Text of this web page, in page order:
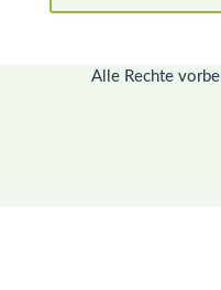
Alle Rechte